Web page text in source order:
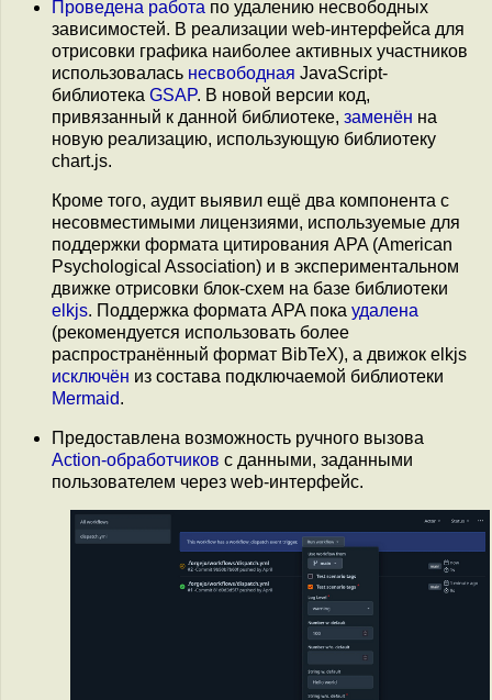
Проведена работа по удалению несвободных
зависимостей. В реализации web-интерфейса для
отрисовки графика наиболее активных участников
использовалась несвободная JavaScript-
библиотека GSAP. В новой версии код,
привязанный к данной библиотеке, заменён на
новую реализацию, использующую библиотеку
chart.js.
Кроме того, аудит выявил ещё два компонента c
несовместимыми лицензиями, используемые для
поддержки формата цитирования APA (American
Psychological Association) и в экспериментальном
движке отрисовки блок-схем на базе библиотеки
elkjs. Поддержка формата APA пока удалена
(рекомендуется использовать более
распространённый формат BibTeX), а движок elkjs
исключён из состава подключаемой библиотеки
Mermaid.
Предоставлена возможность ручного вызова
Action-обработчиков c данными, заданными
пользователем через web-интерфейс.